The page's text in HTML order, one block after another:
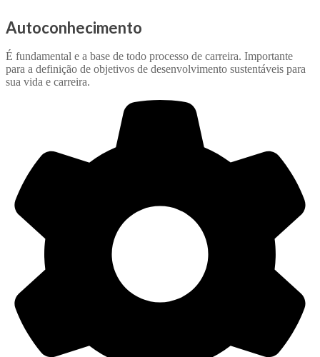
Autoconhecimento
É fundamental e a base de todo processo de carreira. Importante
para a definição de objetivos de desenvolvimento sustentáveis para
sua vida e carreira.